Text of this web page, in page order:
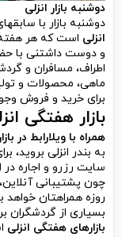
دوشنبه بازار انزلی
دوشنبه بازار با سابقه‎ای بیش از نیم قرن یکی از
انزلی است که هر هفته
و دوست داشتنی با
اطراف، مسافران و
ماهی، محصولات و
برای خرید و فروش
بازار هفتگی
همراه با ویلارابط در
به بندر انزلی بروید،
سایت رزرو و اجاره در
چون پشتیبانی
روزه همراهتان
بسیاری از گردشگران
بازارهای هفتگی انزلی